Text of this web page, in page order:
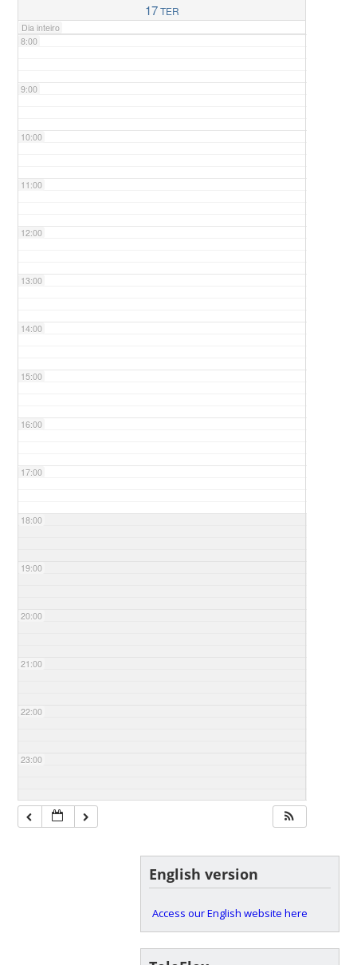
17TER
Dia inteiro
8:00
9:00
10:00
11:00
12:00
13:00
14:00
15:00
16:00
17:00
18:00
19:00
20:00
21:00
22:00
23:00
English version
Access our English website here